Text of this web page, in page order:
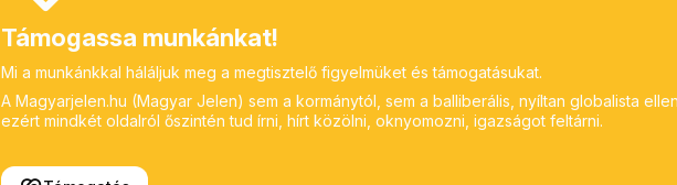
Támogassa munkánkat!
Mi a munkánkkal háláljuk meg a megtisztelő figyelmüket és támogatásukat.
A Magyarjelen.hu (Magyar Jelen) sem a kormánytól, sem a balliberális, nyíltan globalista
ezért mindkét oldalról őszintén tud írni, hírt közölni, oknyomozni, igazságot feltárni.